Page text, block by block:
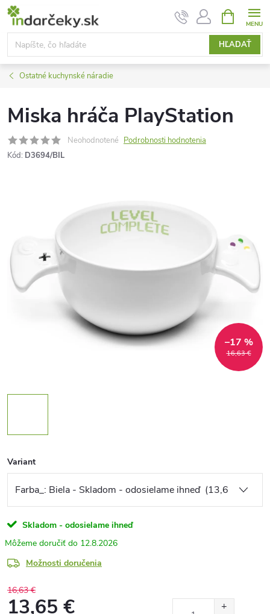
Prejsť
obsah
HĽADAŤ
KOŠÍK
Ostatné kuchynské náradie
Miska hráča PlayStation
Neohodnotené Podrobnosti hodnotenia
Kód: D3694/BIL
16,63 €
–17 %
Variant
Skladom - odosielame ihneď
12.8.2026
Možnosti doručenia
16,63 €
13,65 €